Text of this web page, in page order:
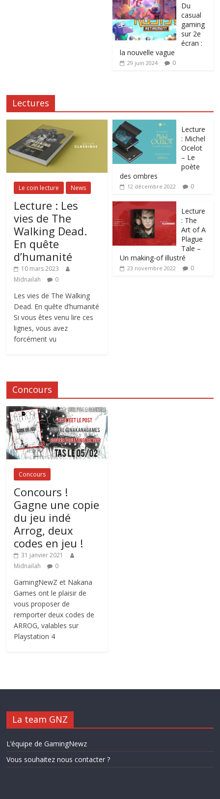
Du
casual
gaming
sur 2e
écran :
la nouvelle vague
29 juin 2024 0
Lectures
Le coin lecture News
Lecture : Les
vies de The
Walking Dead.
En quête
d’humanité
10 mars 2023
Midnailah
0
Les vies de The Walking
Dead. En quête d’humanité
Si vous êtes venu lire ces
lignes, vous avez
forcément vu
Lecture
: Michel
Ocelot
– Le
poète
des ombres
12 décembre 2022 0
Lecture
: The
Art of A
Plague
Tale –
Un making-of illustré
23 novembre 2022 0
Concours
Concours
Concours !
Gagne une copie
du jeu indé
Arrog, deux
codes en jeu !
31 janvier 2021
Midnailah
0
GamingNewZ et Nakana
Games ont le plaisir de
vous proposer de
remporter deux codes de
ARROG, valables sur
Playstation 4
La team GNZ
L’équipe de GamingNewz
Vous souhaitez nous contacter ?